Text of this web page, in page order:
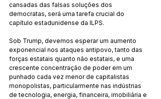
cansadas das falsas soluções dos
democratas, será uma tarefa crucial do
capítulo estadunidense da ILPS.
Sob Trump, devemos esperar um aumento
exponencial nos ataques antipovo, tanto das
forças estatais quanto não estatais, e uma
crescente concentração de poder em um
punhado cada vez menor de capitalistas
monopolistas, particularmente nas indústrias
de tecnologia, energia, financeira, imobiliária e